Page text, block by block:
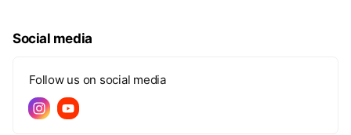
Social media
Follow us on social media